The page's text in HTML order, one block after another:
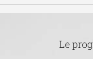
Le